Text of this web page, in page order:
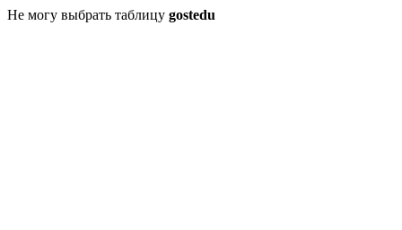
Не могу выбрать таблицу gostedu